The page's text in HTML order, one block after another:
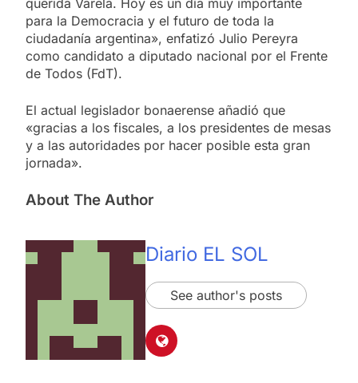
para la Democracia y el futuro de toda la
ciudadanía argentina», enfatizó Julio Pereyra
como candidato a diputado nacional por el Frente
de Todos (FdT).
El actual legislador bonaerense añadió que
«gracias a los fiscales, a los presidentes de mesas
y a las autoridades por hacer posible esta gran
jornada».
About The Author
Diario EL SOL
See author's posts